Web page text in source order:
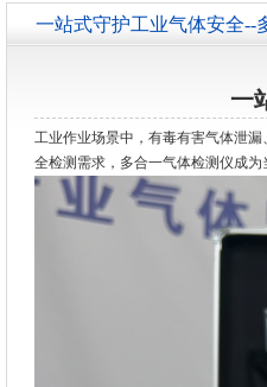
一站式守护工业气体安全--
一
工业作业场景中，有毒有害气体泄
全检测需求，多合一气体检测仪成